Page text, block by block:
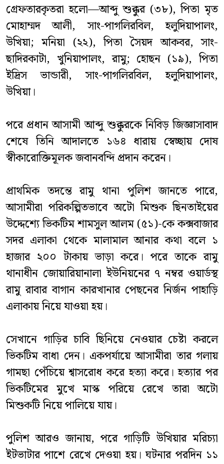
গ্রেফতারকৃতরা হলো—আব্দু শুক্কুর (৩৮), পিতা মৃত
মোহাম্মদ আলী, সাং-পাগলিরবিল, হলুদিয়াপালং,
উখিয়া; মনিয়া (২২), পিতা সৈয়দ আকবর, সাং-
ছাদিরকাটা, খুনিয়াপালং, রামু; হোছন (১৯), পিতা
ইদ্রিস ভান্ডারী, সাং-পাগলিরবিল, হলুদিয়াপালং,
উখিয়া।
পরে প্রধান আসামী আব্দু শুক্কুরকে নিবিড় জিজ্ঞাসাবাদ
শেষে তিনি আদালতে ১৬৪ ধারায় স্বেচ্ছায় দোষ
স্বীকারোক্তিমূলক জবানবন্দি প্রদান করেন।
প্রাথমিক তদন্তে রামু থানা পুলিশ জানতে পারে,
আসামীরা পরিকল্পিতভাবে অটো মিশুক ছিনতাইয়ের
উদ্দেশ্যে ভিকটিম শামসুল আলম (৫১)-কে কক্সবাজার
সদর এলাকা থেকে মালামাল আনার কথা বলে ১
হাজার ২০০ টাকায় ভাড়া করে। পরে তাকে রামু
থানাধীন জোয়ারিয়ানালা ইউনিয়নের ৭ নম্বর ওয়ার্ডস্থ
রামু রাবার বাগান কারখানার পেছনের নির্জন পাহাড়ি
এলাকায় নিয়ে যাওয়া হয়।
সেখানে গাড়ির চাবি ছিনিয়ে নেওয়ার চেষ্টা করলে
ভিকটিম বাধা দেন। একপর্যায়ে আসামীরা তার গলায়
গামছা পেঁচিয়ে শ্বাসরোধ করে হত্যা করে। হত্যার পর
ভিকটিমের মুখে মাস্ক পরিয়ে রেখে তারা অটো
মিশুকটি নিয়ে পালিয়ে যায়।
পুলিশ আরও জানায়, পরে গাড়িটি উখিয়ার মরিচ্যা
ইটভাটার পাশে রেখে দেওয়া হয়। ঘটনার পরদিন ১১